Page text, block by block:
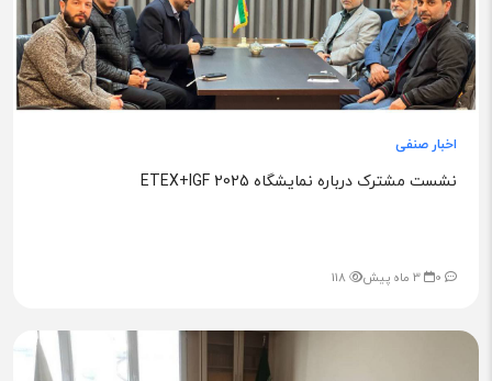
اخبار صنفی
نشست مشترک درباره نمایشگاه ETEX+IGF 2025
0 3 ماه پیش 118